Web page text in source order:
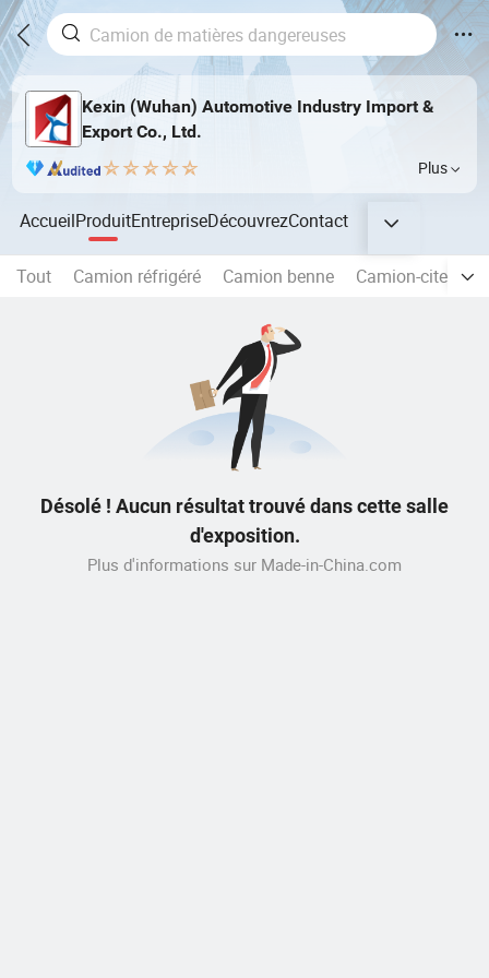
Kexin (Wuhan) Automotive Industry Import &
Export Co., Ltd.
Plus
AccueilProduitEntrepriseDécouvrezContact
Tout Camion réfrigéré Camion benne Camion-citerne
Désolé ! Aucun résultat trouvé dans cette salle
d'exposition.
Plus d'informations sur Made-in-China.com